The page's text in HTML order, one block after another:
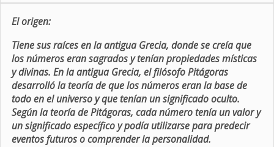
El origen:
Tiene sus raíces en la antigua Grecia, donde se creía que
los números eran sagrados y tenían propiedades místicas
y divinas. En la antigua Grecia, el filósofo Pitágoras
desarrolló la teoría de que los números eran la base de
todo en el universo y que tenían un significado oculto.
Según la teoría de Pitágoras, cada número tenía un valor y
un significado específico y podía utilizarse para predecir
eventos futuros o comprender la personalidad.